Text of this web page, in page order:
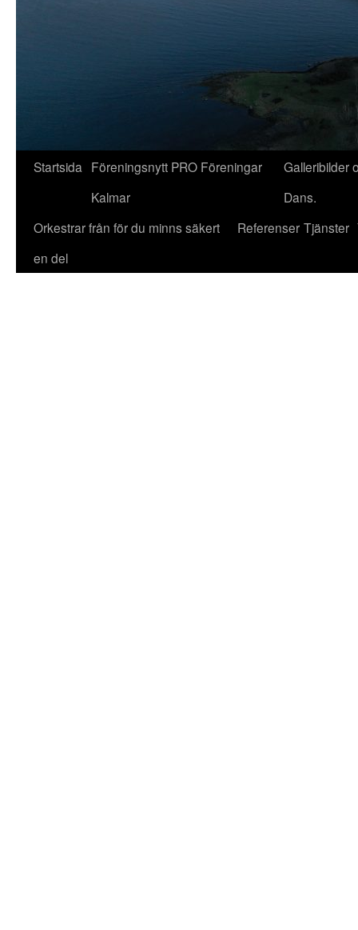
Startsida Föreningsnytt PRO Föreningar
Kalmar
Galleribilder
Dans.
Orkestrar från för du minns säkert
en del
Referenser Tjänster